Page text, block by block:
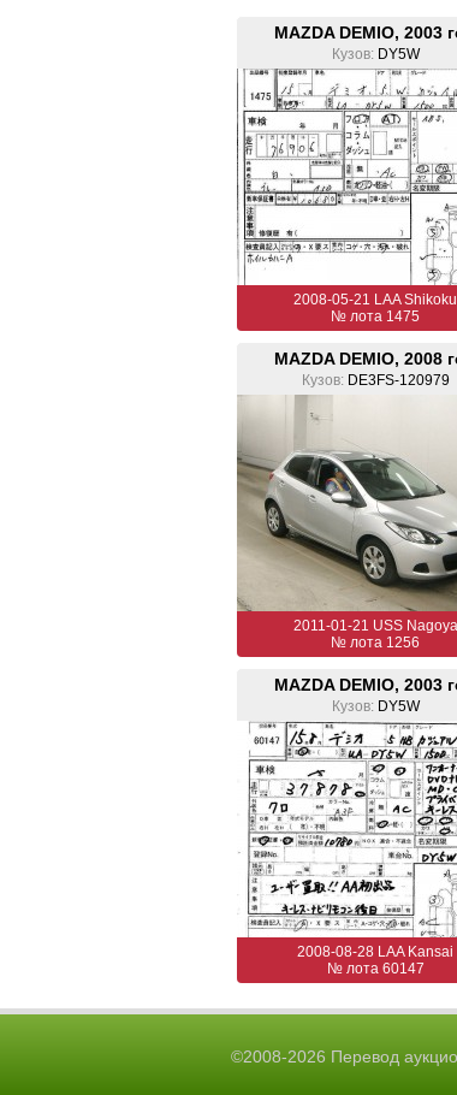
MAZDA DEMIO, 2003
Кузов:DY5W
2008-05-21 LAA Shikoku
№ лота 1475
MAZDA DEMIO, 2008
Кузов:DE3FS-120979
2011-01-21 USS Nagoya
№ лота 1256
MAZDA DEMIO, 2003
Кузов:DY5W
2008-08-28 LAA Kansai
№ лота 60147
©2008-2026 Перевод